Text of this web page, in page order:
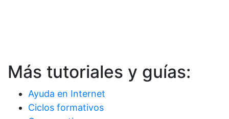
Más tutoriales y guías:
Ayuda en Internet
Ciclos formativos